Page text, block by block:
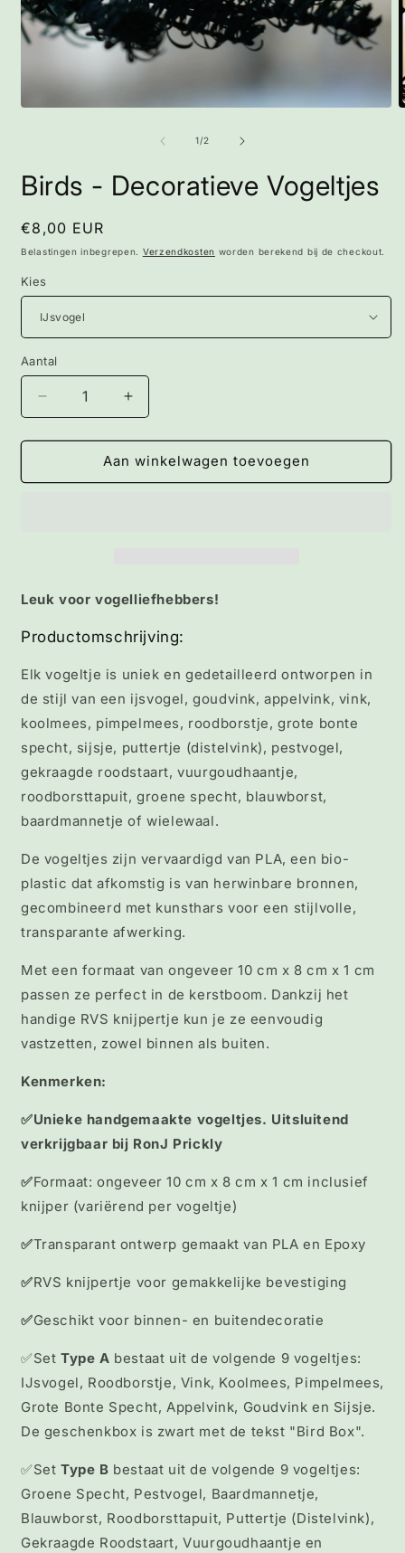
1 /van
2
Birds - Decoratieve Vogeltjes
Normale
prijs
€8,00 EUR
Belastingen inbegrepen. Verzendkosten worden berekend bij de checkout.
Kies
Aantal
Aantal
Aantal
verlagen
voor
-
Aantal
verhogen
voor
Birds
-
Aan winkelwagen toevoegen
Leuk voor vogelliefhebbers!
Productomschrijving:
Elk vogeltje is uniek en gedetailleerd ontworpen in
de stijl van een ijsvogel, goudvink, appelvink, vink,
koolmees, pimpelmees, roodborstje, grote bonte
specht, sijsje, puttertje (distelvink), pestvogel,
gekraagde roodstaart, vuurgoudhaantje,
roodborsttapuit, groene specht, blauwborst,
baardmannetje of wielewaal.
De vogeltjes zijn vervaardigd van PLA, een bio-
plastic dat afkomstig is van herwinbare bronnen,
gecombineerd met kunsthars voor een stijlvolle,
transparante afwerking.
Met een formaat van ongeveer 10 cm x 8 cm x 1 cm
passen ze perfect in de kerstboom. Dankzij het
handige RVS knijpertje kun je ze eenvoudig
vastzetten, zowel binnen als buiten.
Kenmerken:
✅Unieke handgemaakte vogeltjes. Uitsluitend
verkrijgbaar bij RonJ Prickly
✅Formaat: ongeveer 10 cm x 8 cm x 1 cm inclusief
knijper (variërend per vogeltje)
✅Transparant ontwerp gemaakt van PLA en Epoxy
✅RVS knijpertje voor gemakkelijke bevestiging
✅Geschikt voor binnen- en buitendecoratie
✅Set Type A bestaat uit de volgende 9 vogeltjes:
IJsvogel, Roodborstje, Vink, Koolmees, Pimpelmees,
Grote Bonte Specht, Appelvink, Goudvink en Sijsje.
De geschenkbox is zwart met de tekst "Bird Box".
✅Set Type B bestaat uit de volgende 9 vogeltjes:
Groene Specht, Pestvogel, Baardmannetje,
Blauwborst, Roodborsttapuit, Puttertje (Distelvink),
Gekraagde Roodstaart, Vuurgoudhaantje en